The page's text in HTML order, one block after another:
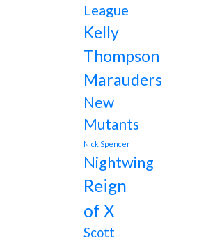
League
Kelly
Thompson
Marauders
New
Mutants
Nick Spencer
Nightwing
Reign
of X
Scott